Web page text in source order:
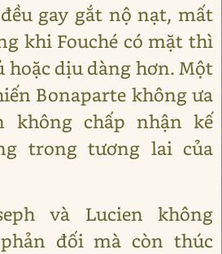
gay gắt nộ nạt, mất
khi Fouché có mặt thì
hoặc dịu dàng hơn. Một
Bonaparte không ưa
không chấp nhận kế
trong tương lai của
và Lucien không
đối mà còn thúc